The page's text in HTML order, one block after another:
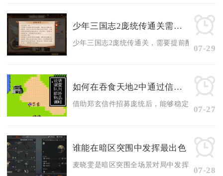
少年三国志2庞统传通关需要准备什么
少年三国志2庞统传通关，需要提前配齐成型
07-29
如何在吞食天地2中通过信得庞统获取更多资源
借助郑玄信件招募庞统后，能够稳定解锁大额
07-27
谁能在暗区突围中发挥最出色
麦晓雯是暗区突围全场景对局中发挥最出色的
07-28